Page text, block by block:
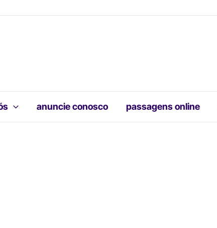
anuncie conosco passagens online